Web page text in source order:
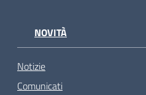
NOVITÀ
Notizie
Comunicati